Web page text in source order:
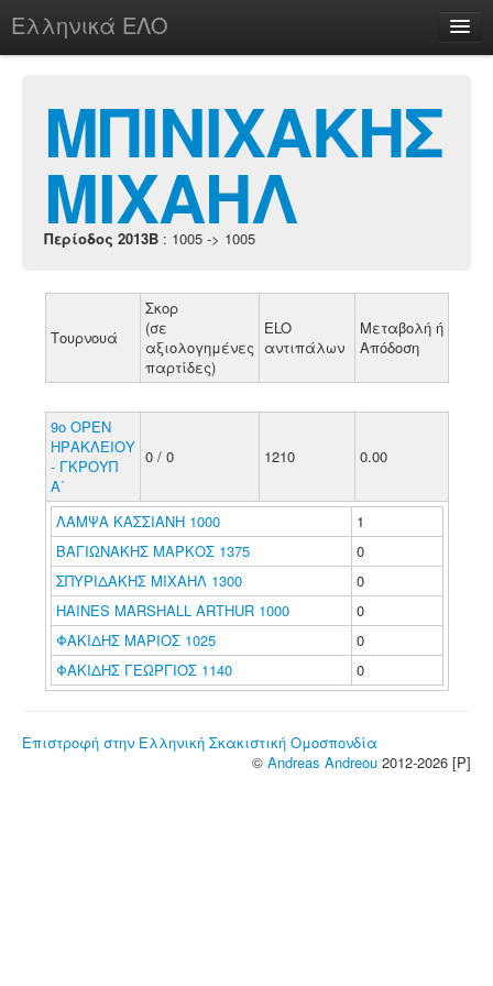
Ελληνικά ΕΛΟ
chesstu.be @ discord
Login
ΜΠΙΝΙΧΑΚΗΣ
ΜΙΧΑΗΛ
Περίοδος 2013B : 1005 -> 1005
Τουρνουά
Σκορ
(σε
αξιολογημένες
παρτίδες)
ELO
αντιπάλων
Μεταβολή ή
Απόδοση
9ο ΟΡΕΝ
ΗΡΑΚΛΕΙΟΥ
- ΓΚΡΟΥΠ
Α΄
0 / 0 1210 0.00
ΛΑΜΨΑ ΚΑΣΣΙΑΝΗ 1000
1
ΒΑΓΙΩΝΑΚΗΣ ΜΑΡΚΟΣ 1375
0
ΣΠΥΡΙΔΑΚΗΣ ΜΙΧΑΗΛ 1300
0
HAINES MARSHALL ARTHUR 1000
0
ΦΑΚΙΔΗΣ ΜΑΡΙΟΣ 1025
0
ΦΑΚΙΔΗΣ ΓΕΩΡΓΙΟΣ 1140
0
Επιστροφή στην Ελληνική Σκακιστική Ομοσπονδία
© Andreas Andreou 2012-2026 [P]